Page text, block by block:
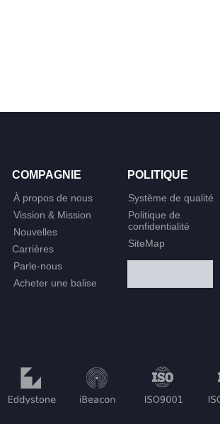
COMPAGNIE
À propos de nous
Vission & Mission
Nouvelles
Carrières
Parle-nous
Acheter une balise
POLITIQUE
Système de qualité
Politique de
confidentialité
SiteMap